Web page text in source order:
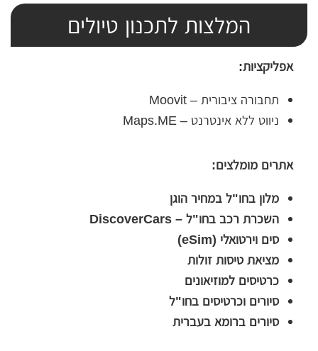
המלצות לתכנון טיולים
אפליקציות:
תחבורה ציבורית – Moovit
ניווט ללא אינטרנט – Maps.ME
אתרים מומלצים:
מלון בחו"ל במחיר הוגן
השכרת רכב בחו"ל – DiscoverCars
סים וירטואלי (eSim)
מציאת טיסות זולות
כרטיסים למוזיאונים
סיורים וכרטיסים בחו"ל
סיורים ברומא בעברית